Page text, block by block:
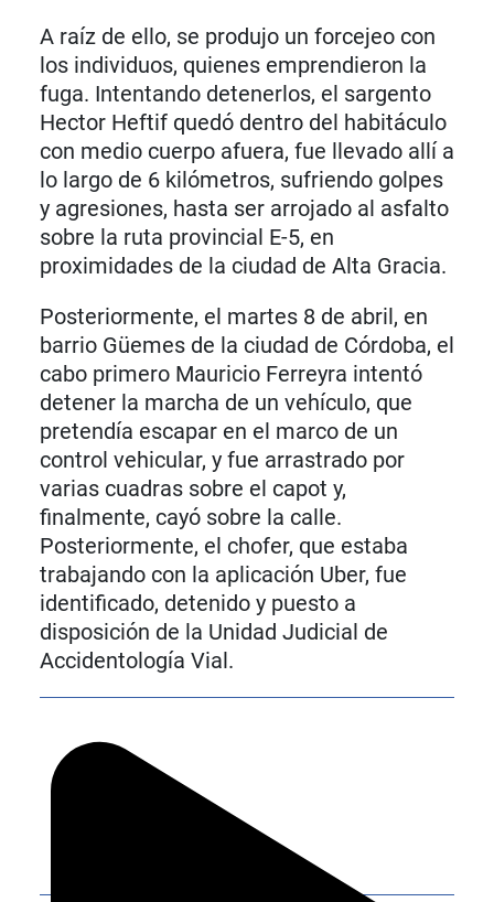
A raíz de ello, se produjo un forcejeo con
los individuos, quienes emprendieron la
fuga. Intentando detenerlos, el sargento
Hector Heftif quedó dentro del habitáculo
con medio cuerpo afuera, fue llevado allí a
lo largo de 6 kilómetros, sufriendo golpes
y agresiones, hasta ser arrojado al asfalto
sobre la ruta provincial E-5, en
proximidades de la ciudad de Alta Gracia.
Posteriormente, el martes 8 de abril, en
barrio Güemes de la ciudad de Córdoba, el
cabo primero Mauricio Ferreyra intentó
detener la marcha de un vehículo, que
pretendía escapar en el marco de un
control vehicular, y fue arrastrado por
varias cuadras sobre el capot y,
finalmente, cayó sobre la calle.
Posteriormente, el chofer, que estaba
trabajando con la aplicación Uber, fue
identificado, detenido y puesto a
disposición de la Unidad Judicial de
Accidentología Vial.